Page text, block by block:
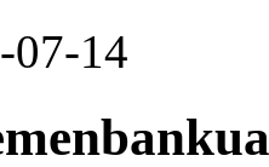
07-14